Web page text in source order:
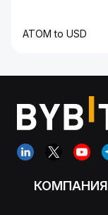
ATOM to USD
КОМПАНИЯ